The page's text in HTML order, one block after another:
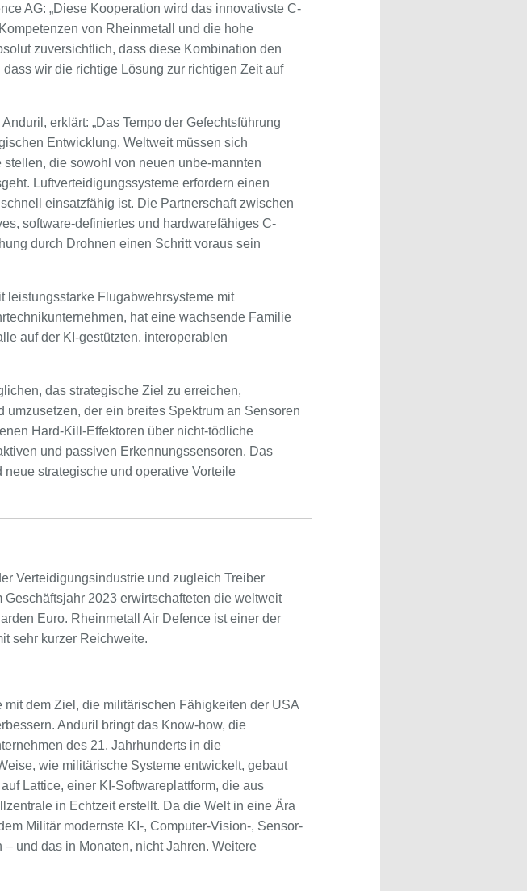
AG: „Diese Kooperation wird das innovativste C-
von Rheinmetall und die hohe
zuversichtlich, dass diese Kombination den
wir die richtige Lösung zur richtigen Zeit auf
erklärt: „Das Tempo der Gefechtsführung
Entwicklung. Weltweit müssen sich
die sowohl von neuen unbe-mannten
Luftverteidigungssysteme erfordern einen
einsatzfähig ist. Die Partnerschaft zwischen
software-definiertes und hardwarefähiges C-
durch Drohnen einen Schritt voraus sein
leistungsstarke Flugabwehrsysteme mit
hat eine wachsende Familie
auf der KI-gestützten, interoperablen
das strategische Ziel zu erreichen,
der ein breites Spektrum an Sensoren
Hard-Kill-Effektoren über nicht-tödliche
und passiven Erkennungssensoren. Das
strategische und operative Vorteile
Verteidigungsindustrie und zugleich Treiber
2023 erwirtschafteten die weltweit
Euro. Rheinmetall Air Defence ist einer der
sehr kurzer Reichweite.
dem Ziel, die militärischen Fähigkeiten der USA
Anduril bringt das Know-how, die
des 21. Jahrhunderts in die
wie militärische Systeme entwickelt, gebaut
Lattice, einer KI-Softwareplattform, die aus
in Echtzeit erstellt. Da die Welt in eine Ära
Militär modernste KI-, Computer-Vision-, Sensor-
und das in Monaten, nicht Jahren. Weitere